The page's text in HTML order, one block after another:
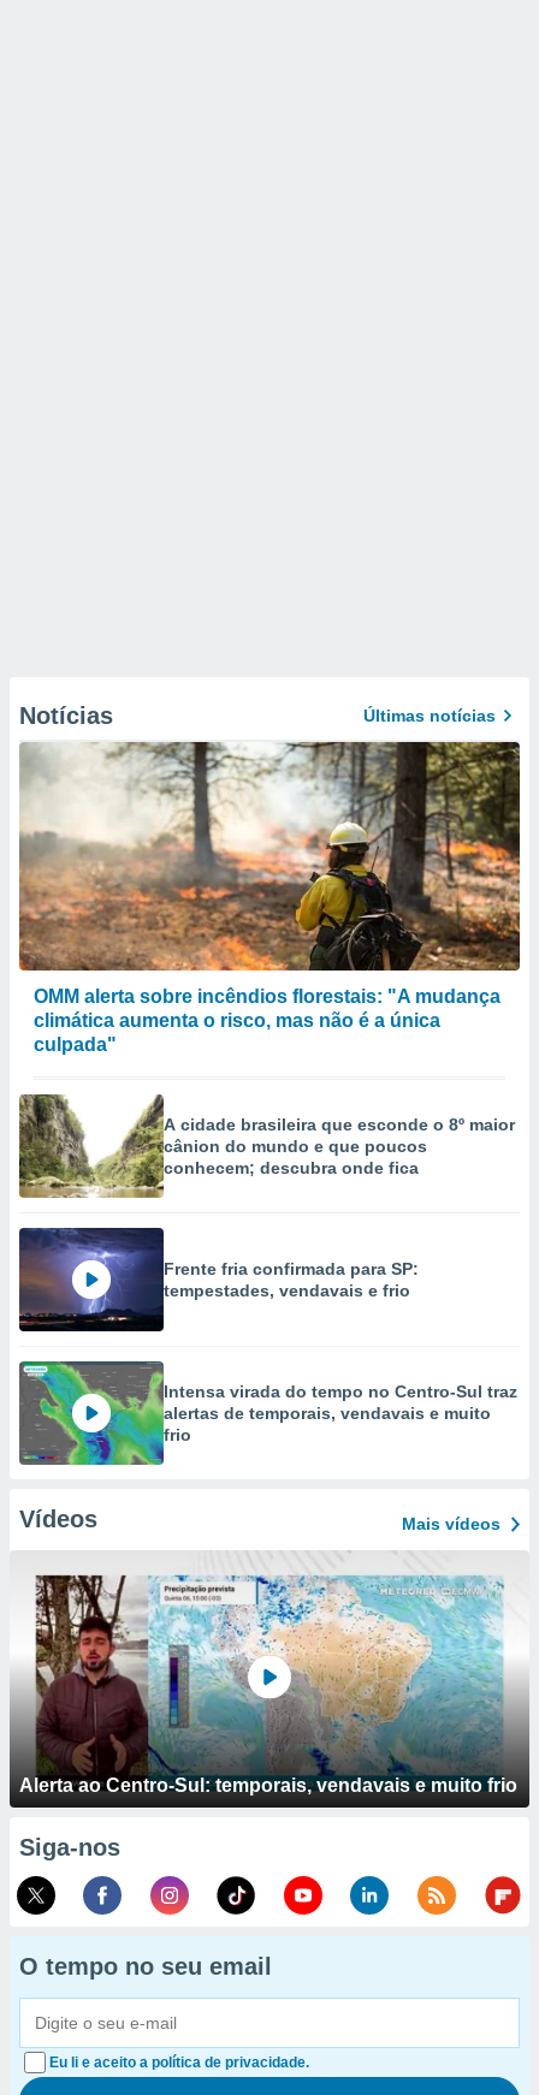
Notícias Últimas notícias
OMM alerta sobre incêndios florestais: "A mudança
climática aumenta o risco, mas não é a única
culpada"
A cidade brasileira que esconde o 8º maior
cânion do mundo e que poucos
conhecem; descubra onde fica
Frente fria confirmada para SP:
tempestades, vendavais e frio
Intensa virada do tempo no Centro-Sul traz
alertas de temporais, vendavais e muito
frio
Vídeos Mais vídeos
Alerta ao Centro-Sul: temporais, vendavais e muito frio
Siga-nos
O tempo no seu email
Eu li e aceito a política de privacidade.